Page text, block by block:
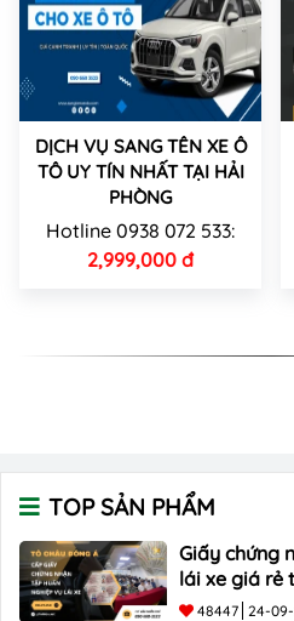
DỊCH VỤ SANG TÊN XE Ô
TÔ UY TÍN NHẤT TẠI HẢI
PHÒNG
Hotline 0938 072 533:
2,999,000 đ
TOP SẢN PHẨM
Giấy chứng
lái xe giá rẻ
48447 24-